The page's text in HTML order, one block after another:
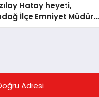
Hatay heyeti,
İlçe Emniyet Müdürü
gitti
Adresi